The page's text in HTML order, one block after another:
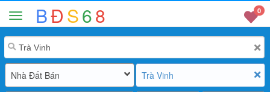
BĐS68 0
Nhà Đất Bán Trà Vinh